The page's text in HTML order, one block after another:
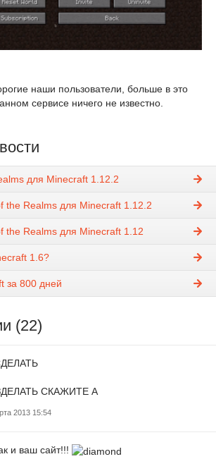
наши пользователи, больше в это
сервисе ничего не известно.
для Minecraft 1.12.2
the Realms для Minecraft 1.12.2
the Realms для Minecraft 1.12
1.6?
за 800 дней
(22)
СКАЖИТЕ А
2013 15:54
и ваш сайт!!!